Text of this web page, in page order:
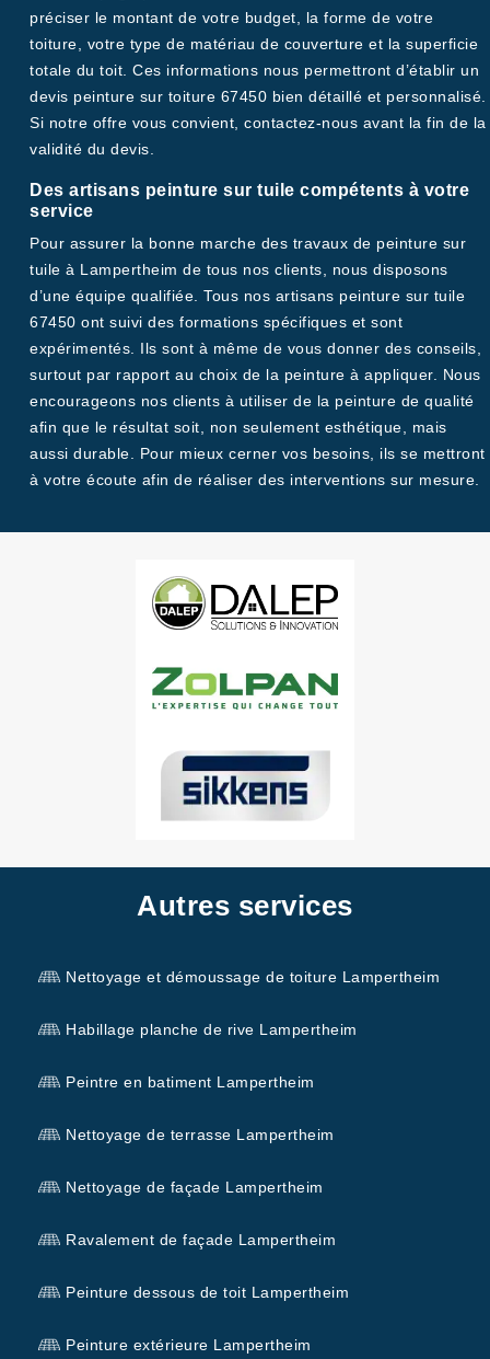
préciser le montant de votre budget, la forme de votre
toiture, votre type de matériau de couverture et la superficie
totale du toit. Ces informations nous permettront d’établir un
devis peinture sur toiture 67450 bien détaillé et personnalisé.
Si notre offre vous convient, contactez-nous avant la fin de la
validité du devis.
Des artisans peinture sur tuile compétents à votre
service
Pour assurer la bonne marche des travaux de peinture sur
tuile à Lampertheim de tous nos clients, nous disposons
d’une équipe qualifiée. Tous nos artisans peinture sur tuile
67450 ont suivi des formations spécifiques et sont
expérimentés. Ils sont à même de vous donner des conseils,
surtout par rapport au choix de la peinture à appliquer. Nous
encourageons nos clients à utiliser de la peinture de qualité
afin que le résultat soit, non seulement esthétique, mais
aussi durable. Pour mieux cerner vos besoins, ils se mettront
à votre écoute afin de réaliser des interventions sur mesure.
Autres services
Nettoyage et démoussage de toiture Lampertheim
Habillage planche de rive Lampertheim
Peintre en batiment Lampertheim
Nettoyage de terrasse Lampertheim
Nettoyage de façade Lampertheim
Ravalement de façade Lampertheim
Peinture dessous de toit Lampertheim
Peinture extérieure Lampertheim